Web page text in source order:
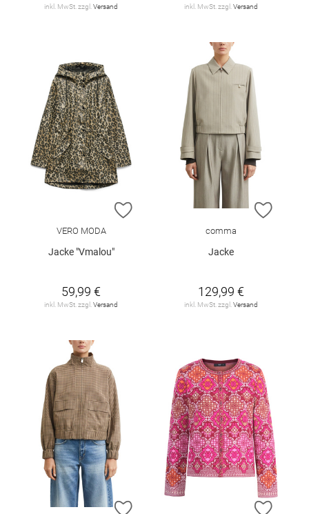
inkl. MwSt. zzgl. Versand inkl. MwSt. zzgl. Versand
ZUR WUNSCHLISTE HINZUFÜGEN
VERO MODA
Jacke "Vmalou"
59,99 €
inkl. MwSt. zzgl.Versand
ZUR
comma
Jacke
129,99 €
inkl. MwSt. zzgl.Versand
ZUR WUNSCHLISTE HINZUFÜGEN
ZUR